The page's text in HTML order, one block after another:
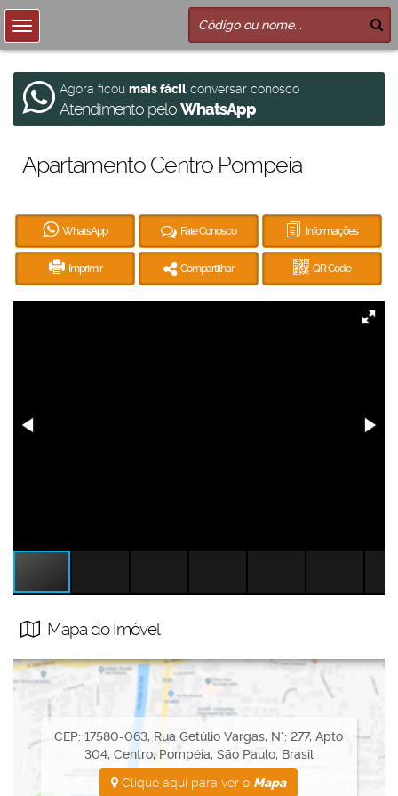
Agora ficou mais fácil conversar conosco
Atendimento peloWhatsApp
Apartamento Centro Pompeia
WhatsApp Fale Conosco Informações
Imprimir Compartilhar QR Code
Mapa do Imóvel
CEP: 17580-063, Rua Getúlio Vargas, N°: 277,Apto
304, Centro,Pompéia, São Paulo, Brasil
Clique aqui para ver o Mapa